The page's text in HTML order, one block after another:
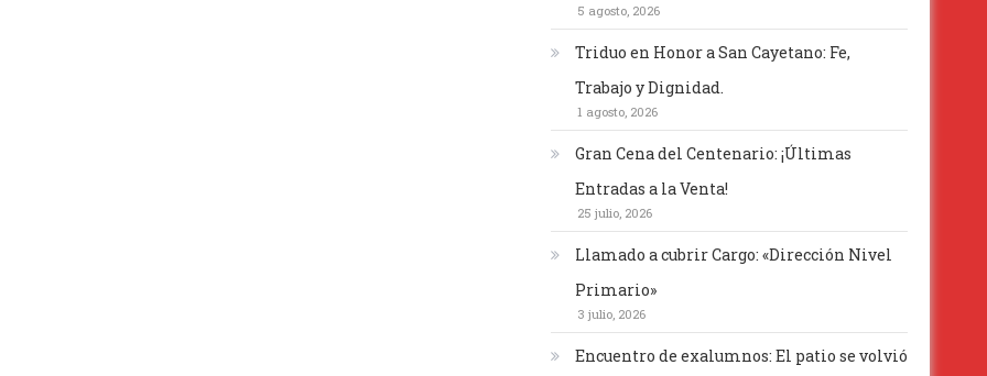
5 agosto, 2026
Triduo en Honor a San Cayetano: Fe,
Trabajo y Dignidad.
1 agosto, 2026
Gran Cena del Centenario: ¡Últimas
Entradas a la Venta!
25 julio, 2026
Llamado a cubrir Cargo: «Dirección Nivel
Primario»
3 julio, 2026
Encuentro de exalumnos: El patio se volvió